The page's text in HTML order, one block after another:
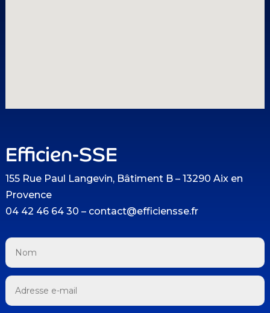
Efficien-SSE
155 Rue Paul Langevin, Bâtiment B – 13290 Aix en
Provence
04 42 46 64 30 – contact@efficiensse.fr